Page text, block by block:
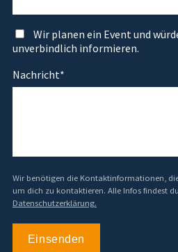
Wir planen ein Event und
unverbindlich informieren.
Nachricht*
Wir benötigen die Kontaktinformationen,
um dich zu kontaktieren. Alle Infos findest
Datenschutzerklärung.